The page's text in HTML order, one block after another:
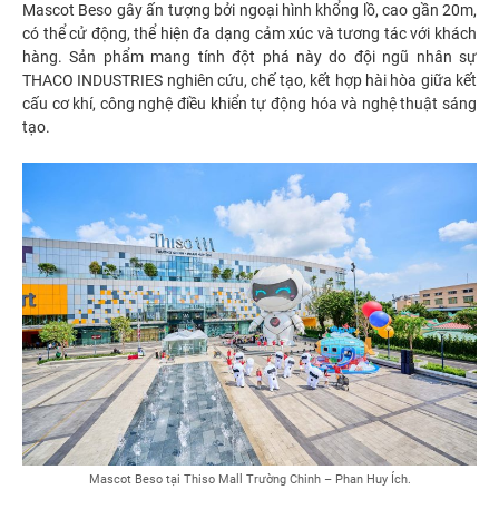
Mascot Beso gây ấn tượng bởi ngoại hình khổng lồ, cao gần 20m,
có thể cử động, thể hiện đa dạng cảm xúc và tương tác với khách
hàng. Sản phẩm mang tính đột phá này do đội ngũ nhân sự
THACO INDUSTRIES nghiên cứu, chế tạo, kết hợp hài hòa giữa kết
cấu cơ khí, công nghệ điều khiển tự động hóa và nghệ thuật sáng
tạo.
Mascot Beso tại Thiso Mall Trường Chinh – Phan Huy Ích.